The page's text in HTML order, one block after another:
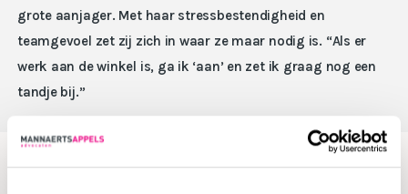
grote aanjager. Met haar stressbestendigheid en
teamgevoel zet zij zich in waar ze maar nodig is. “Als er
werk aan de winkel is, ga ik ‘aan’ en zet ik graag nog een
tandje bij.”